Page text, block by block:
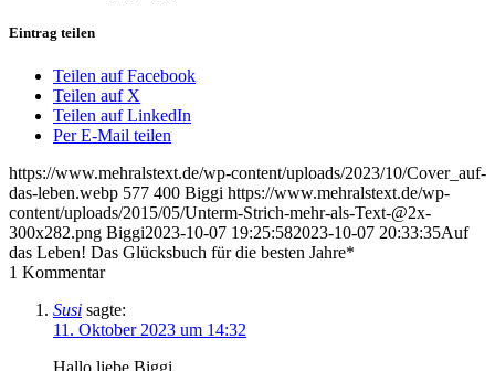
Eintrag teilen
Teilen auf Facebook
Teilen auf X
Teilen auf LinkedIn
Per E-Mail teilen
https://www.mehralstext.de/wp-content/uploads/2023/10/Cover_auf-
das-leben.webp 577 400 Biggi https://www.mehralstext.de/wp-
content/uploads/2015/05/Unterm-Strich-mehr-als-Text-@2x-
300x282.png Biggi2023-10-07 19:25:582023-10-07 20:33:35Auf
das Leben! Das Glücksbuch für die besten Jahre*
1 Kommentar
Susi sagte:
11. Oktober 2023 um 14:32
Hallo liebe Biggi,